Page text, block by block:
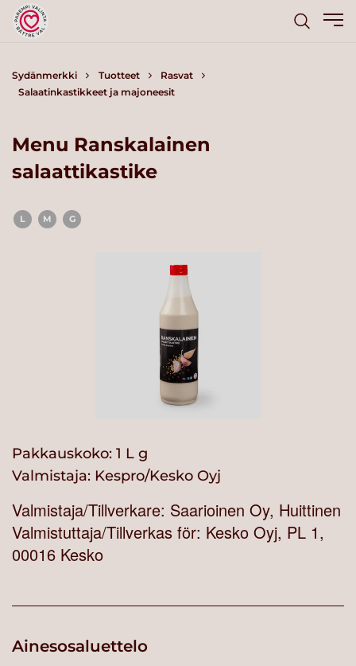
Sydänmerkki Tuotteet
Rasvat
Salaatinkastikkeet ja majoneesit
Menu Ranskalainen
salaattikastike
L M G
Pakkauskoko: 1 L g
Valmistaja: Kespro/Kesko Oyj
Valmistaja/Tillverkare: Saarioinen Oy, Huittinen
Valmistuttaja/Tillverkas för: Kesko Oyj, PL 1,
00016 Kesko
Ainesosaluettelo